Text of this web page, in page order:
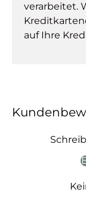
verarbeitet.
auf Ihre